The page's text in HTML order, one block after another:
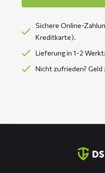
Sichere Online-
Kreditkarte).
Lieferung in 1-2
Nicht zufrieden? Geld